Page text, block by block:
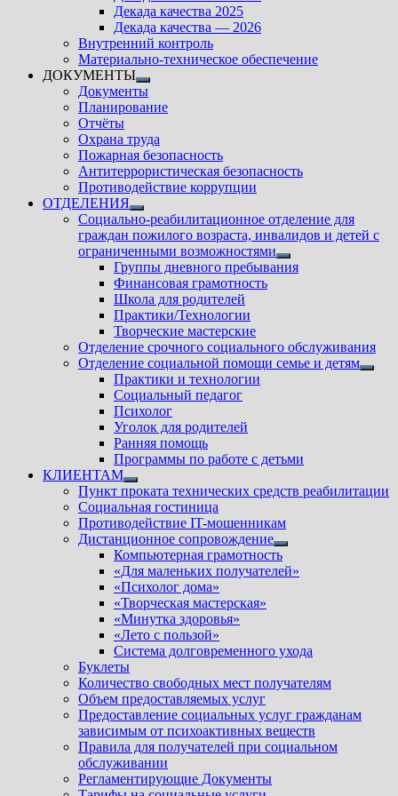
подменю
Декада качества 2025
Декада качества — 2026
Внутренний контроль
Материально-техническое обеспечение
ДОКУМЕНТЫ
Показать
подменю
Документы
Планирование
Отчёты
Охрана труда
Пожарная безопасность
Антитеррористическая безопасность
Противодействие коррупции
ОТДЕЛЕНИЯ
Показать
подменю
Социально-реабилитационное отделение для
граждан пожилого возраста, инвалидов и детей с
ограниченными возможностями
Показать
подменю
Группы дневного пребывания
Финансовая грамотность
Школа для родителей
Практики/Технологии
Творческие мастерские
Отделение срочного социального обслуживания
Отделение социальной помощи семье и детям
Практики и технологии
Социальный педагог
Психолог
Уголок для родителей
Ранняя помощь
Программы по работе с детьми
КЛИЕНТАМ
Показать
подменю
Пункт проката технических средств реабилитации
Социальная гостиница
Противодействие IT-мошенникам
Дистанционное сопровождение
Показать
подменю
Компьютерная грамотность
«Для маленьких получателей»
«Психолог дома»
«Творческая мастерская»
«Минутка здоровья»
«Лето с пользой»
Система долговременного ухода
Буклеты
Количество свободных мест получателям
Объем предоставляемых услуг
Предоставление социальных услуг гражданам
зависимым от психоактивных веществ
Правила для получателей при социальном
обслуживании
Регламентирующие Документы